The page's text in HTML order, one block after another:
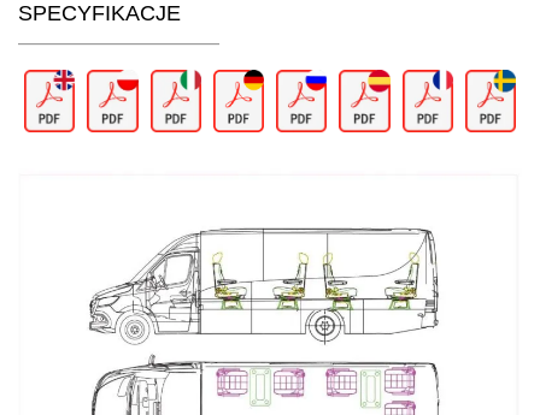
SPECYFIKACJE